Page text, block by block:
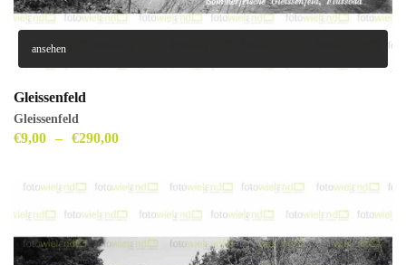
ansehen
Gleissenfeld
Gleissenfeld
€9,00 – €290,00